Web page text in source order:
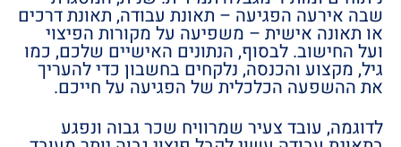
שבה אירעה הפגיעה – תאונת עבודה, תאונת דרכים
או תאונה אישית – משפיעה על מקורות הפיצוי
ועל החישוב. לבסוף, הנתונים האישיים שלכם, כמו
גיל, מקצוע והכנסה, נלקחים בחשבון כדי להעריך
את ההשפעה הכלכלית של הפגיעה על חייכם.
לדוגמה, עובד צעיר שמרוויח שכר גבוה ונפגע